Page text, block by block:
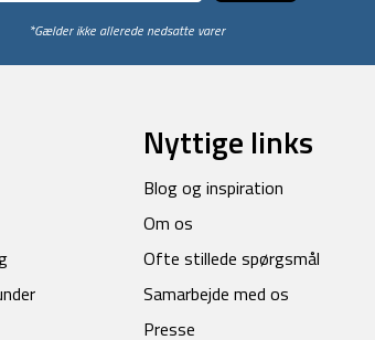
*Gælder ikke allerede nedsatte varer
Nyttige links
Blog og inspiration
Om os
Ofte stillede spørgsmål
Samarbejde med os
Presse